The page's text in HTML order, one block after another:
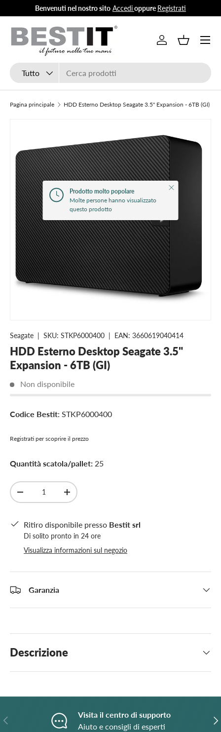
Passa ai contenuti
Benvenuti nel nostro sito Accedioppure Registrati
Cerca
Tipo prodotto
Tutto
AccediCestino
Menu
Pagina principale HDD Esterno Desktop Seagate 3.5" Expansion - 6TB (GI)
Prodotto molto popolare
Molte persone hanno visualizzato
questo prodotto
Chiudi
Questo prodotto si esaurisce
facilmente
Seagate | SKU: STKP6000400 | EAN: 3660619040414
HDD Esterno Desktop Seagate 3.5"
Expansion - 6TB (GI)
Non disponibile
Codice Bestit: STKP6000400
Registrati per scoprire il prezzo
Quantità scatola/pallet: 25
Q.tà
-
+
Ritiro disponibile presso Bestit srl
Di solito pronto in 24 ore
Visualizza informazioni sul negozio
Garanzia
Descrizione
Indietro
Visita il centro di supporto
Aiuto e consigli di esperti